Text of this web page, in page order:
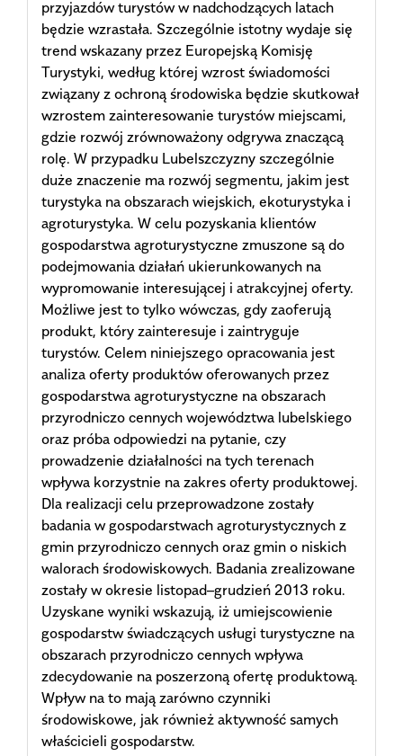
przyjazdów turystów w nadchodzących latach
będzie wzrastała. Szczególnie istotny wydaje się
trend wskazany przez Europejską Komisję
Turystyki, według której wzrost świadomości
związany z ochroną środowiska będzie skutkował
wzrostem zainteresowanie turystów miejscami,
gdzie rozwój zrównoważony odgrywa znaczącą
rolę. W przypadku Lubelszczyzny szczególnie
duże znaczenie ma rozwój segmentu, jakim jest
turystyka na obszarach wiejskich, ekoturystyka i
agroturystyka. W celu pozyskania klientów
gospodarstwa agroturystyczne zmuszone są do
podejmowania działań ukierunkowanych na
wypromowanie interesującej i atrakcyjnej oferty.
Możliwe jest to tylko wówczas, gdy zaoferują
produkt, który zainteresuje i zaintryguje
turystów. Celem niniejszego opracowania jest
analiza oferty produktów oferowanych przez
gospodarstwa agroturystyczne na obszarach
przyrodniczo cennych województwa lubelskiego
oraz próba odpowiedzi na pytanie, czy
prowadzenie działalności na tych terenach
wpływa korzystnie na zakres oferty produktowej.
Dla realizacji celu przeprowadzone zostały
badania w gospodarstwach agroturystycznych z
gmin przyrodniczo cennych oraz gmin o niskich
walorach środowiskowych. Badania zrealizowane
zostały w okresie listopad–grudzień 2013 roku.
Uzyskane wyniki wskazują, iż umiejscowienie
gospodarstw świadczących usługi turystyczne na
obszarach przyrodniczo cennych wpływa
zdecydowanie na poszerzoną ofertę produktową.
Wpływ na to mają zarówno czynniki
środowiskowe, jak również aktywność samych
właścicieli gospodarstw.